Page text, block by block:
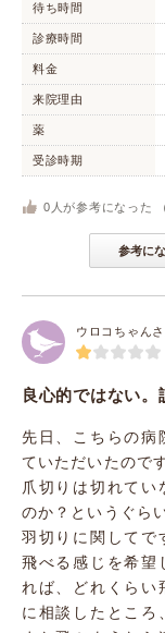
待ち時間
診療時間
料金
来院理由
薬
受診時期
0 人が参考になった （
参考に
ウロコちゃん
良心的ではない。
先日、こちらの病
ていただいたので
爪切りは切れてい
のか？というぐら
羽切りに関してで
飛べる感じを希望
れば、どれくらい
に相談したところ